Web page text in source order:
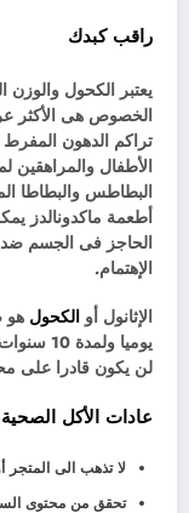
راقب كبدك
يعتبر الكحول والوزن
الخصوص هى الأكثر
تراكم الدهون
الأطفال والمراهقين
البطاطس والبطاطا
أطعمة ماكدونالدز
الحاجز فى الجسم
الإهتمام.
الإثانول أو الكحول
يوميا
لن يكون قادرا على
عادات الأكل الصحية
لا تذهب الى المتجر
تحقق من محتوى